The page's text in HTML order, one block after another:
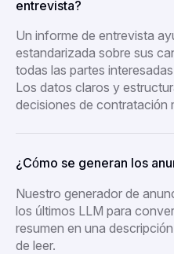
entrevista?
Un informe de entrevista
estandarizada sobre sus
todas las partes
Los datos claros y
decisiones de contratación
¿Cómo se generan los
Nuestro generador de
los últimos LLM para
resumen en una
de leer.